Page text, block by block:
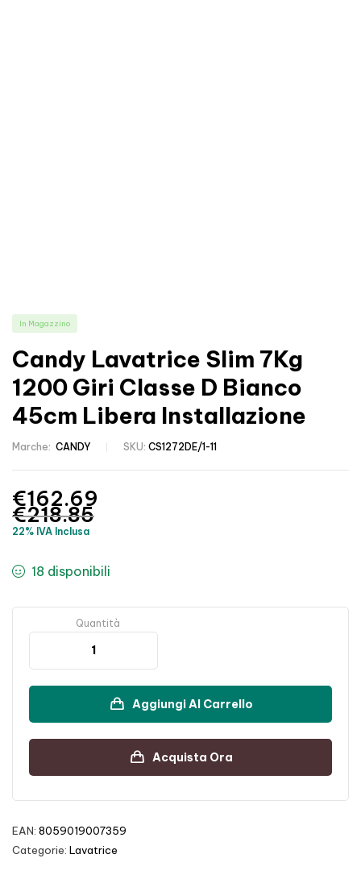
In Magazzino
Candy Lavatrice Slim 7Kg
1200 Giri Classe D Bianco
45cm Libera Installazione
Marche: CANDY SKU: CS1272DE/1-11
€218.85
€162.69
22% IVA Inclusa
18 disponibili
Quantità
Aggiungi Al Carrello
Acquista Ora
EAN: 8059019007359
Categorie: Lavatrice